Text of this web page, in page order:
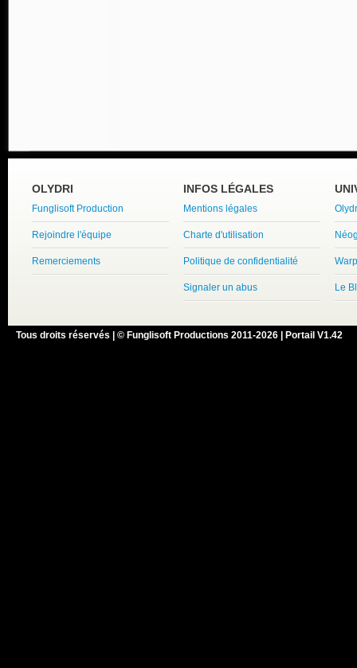
OLYDRI
Funglisoft Production
Rejoindre l'équipe
Remerciements
INFOS LÉGALES
Mentions légales
Charte d'utilisation
Politique de confidentialité
Signaler un abus Le
Tous droits réservés | © Funglisoft Productions 2011-2026 | Portail V1.42